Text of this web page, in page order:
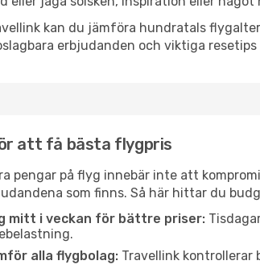
kan du jämföra hundratals
erbjudanden och viktiga
att få bästa flygpris
pengar på flyg innebär inte att
som finns. Så här hittar du
mitt i veckan för bättre priser:
alla flygbolag: Travellink kontrollerar